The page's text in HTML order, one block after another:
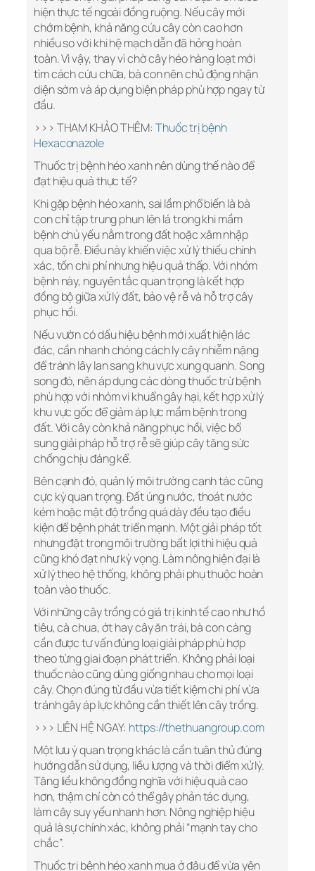
hiện thực tế ngoài đồng ruộng. Nếu cây mới
chớm bệnh, khả năng cứu cây còn cao hơn
nhiều so với khi hệ mạch dẫn đã hỏng hoàn
toàn. Vì vậy, thay vì chờ cây héo hàng loạt mới
tìm cách cứu chữa, bà con nên chủ động nhận
diện sớm và áp dụng biện pháp phù hợp ngay từ
đầu.
>>> THAM KHẢO THÊM: Thuốc trị bệnh
Hexaconazole
Thuốc trị bệnh héo xanh nên dùng thế nào để
đạt hiệu quả thực tế?
Khi gặp bệnh héo xanh, sai lầm phổ biến là bà
con chỉ tập trung phun lên lá trong khi mầm
bệnh chủ yếu nằm trong đất hoặc xâm nhập
qua bộ rễ. Điều này khiến việc xử lý thiếu chính
xác, tốn chi phí nhưng hiệu quả thấp. Với nhóm
bệnh này, nguyên tắc quan trọng là kết hợp
đồng bộ giữa xử lý đất, bảo vệ rễ và hỗ trợ cây
phục hồi.
Nếu vườn có dấu hiệu bệnh mới xuất hiện lác
đác, cần nhanh chóng cách ly cây nhiễm nặng
để tránh lây lan sang khu vực xung quanh. Song
song đó, nên áp dụng các dòng thuốc trừ bệnh
phù hợp với nhóm vi khuẩn gây hại, kết hợp xử lý
khu vực gốc để giảm áp lực mầm bệnh trong
đất. Với cây còn khả năng phục hồi, việc bổ
sung giải pháp hỗ trợ rễ sẽ giúp cây tăng sức
chống chịu đáng kể.
Bên cạnh đó, quản lý môi trường canh tác cũng
cực kỳ quan trọng. Đất úng nước, thoát nước
kém hoặc mật độ trồng quá dày đều tạo điều
kiện để bệnh phát triển mạnh. Một giải pháp tốt
nhưng đặt trong môi trường bất lợi thì hiệu quả
cũng khó đạt như kỳ vọng. Làm nông hiện đại là
xử lý theo hệ thống, không phải phụ thuộc hoàn
toàn vào thuốc.
Với những cây trồng có giá trị kinh tế cao như hồ
tiêu, cà chua, ớt hay cây ăn trái, bà con càng
cần được tư vấn đúng loại giải pháp phù hợp
theo từng giai đoạn phát triển. Không phải loại
thuốc nào cũng dùng giống nhau cho mọi loại
cây. Chọn đúng từ đầu vừa tiết kiệm chi phí vừa
tránh gây áp lực không cần thiết lên cây trồng.
>>> LIÊN HỆ NGAY: https://thethuangroup.com
Một lưu ý quan trọng khác là cần tuân thủ đúng
hướng dẫn sử dụng, liều lượng và thời điểm xử lý.
Tăng liều không đồng nghĩa với hiệu quả cao
hơn, thậm chí còn có thể gây phản tác dụng,
làm cây suy yếu nhanh hơn. Nông nghiệp hiệu
quả là sự chính xác, không phải “mạnh tay cho
chắc”.
Thuốc trị bệnh héo xanh mua ở đâu để vừa yên